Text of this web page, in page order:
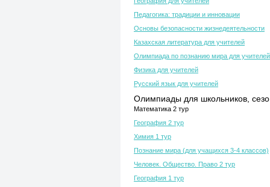
Педагогика: традиции и инновации
Основы безопасности жизнедеятельности
Казахская литература для учителей
Олимпиада по познанию мира для учителей
Физика для учителей
Русский язык для учителей
Олимпиады для школьников,
Математика 2 тур
География 2 тур
Химия 1 тур
Познание мира (для учащихся 3-4 классов)
Человек. Общество. Право 2 тур
География 1 тур